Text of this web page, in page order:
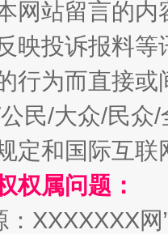
上场
网站留言的内
映投诉报料
行为而直接
民/大众/民
定和国际互
权属问题：
：XXXXXXX